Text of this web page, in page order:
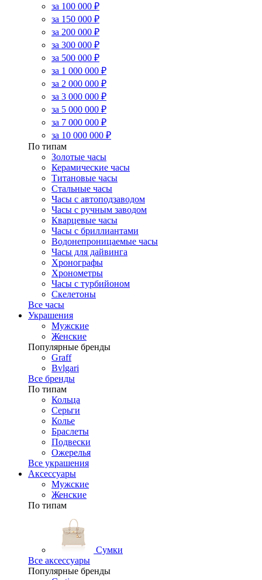
за 100 000 ₽
за 150 000 ₽
за 200 000 ₽
за 300 000 ₽
за 500 000 ₽
за 1 000 000 ₽
за 2 000 000 ₽
за 3 000 000 ₽
за 5 000 000 ₽
за 7 000 000 ₽
за 10 000 000 ₽
По типам
Золотые часы
Керамические часы
Титановые часы
Стальные часы
Часы с автоподзаводом
Часы с ручным заводом
Кварцевые часы
Часы с бриллиантами
Водонепроницаемые часы
Часы для дайвинга
Хронографы
Хронометры
Часы с турбийоном
Скелетоны
Все часы
Украшения
Мужские
Женские
Популярные бренды
Graff
Bvlgari
Все бренды
По типам
Кольца
Серьги
Колье
Браслеты
Подвески
Ожерелья
Все украшения
Аксессуары
Мужские
Женские
По типам
Сумки
Все аксессуары
Популярные бренды